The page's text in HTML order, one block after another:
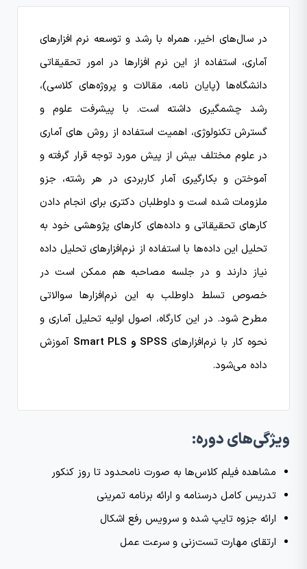
در سال‌های اخیر، همراه با رشد و توسعه نرم افزارهای
آماری، استفاده از این نرم افزارها در امور تحقیقاتی
دانشگاه‌ها (پایان نامه، مقالات و پروژه‌های کلاسی)،
رشد چشمگیری داشته است. با پیشرفت علوم و
گسترش تکنولوژی، اهمیت استفاده از روش های آماری
در علوم مختلف بیش از پیش مورد توجه قرار گرفته و
آموختن و بکارگیری آمار کاربردی در هر رشته، جزو
ملزومات شده است و داوطلبان دکتری برای انجام دادن
کارهای تحقیقاتی و داده‌های کارهای پژوهشی خود به
تحلیل این داده‌ها با استفاده از نرم‌افزارهای تحلیل داده
نیاز دارند و در جلسه مصاحبه هم ممکن است در
خصوص تسلط داوطلب به این نرم‌افزارها سوالاتی
مطرح شود. در این کارگاه، اصول اولیه تحلیل آماری و
نحوه کار با نرم‌افزارهای SPSS و Smart PLS
آموزش
داده می‌شود.
ویژگی‌های دوره:
مشاهده فیلم کلاس‌ها به صورت نامحدود تا روز کنکور
تدریس کامل درسنامه و ارائه برنامه تمرینی
ارائه جزوه تایپ‌ شده و سرویس رفع اشکال
ارتقای مهارت تست‌زنی و سرعت عمل